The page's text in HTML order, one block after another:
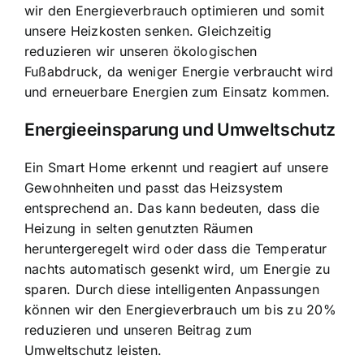
wir den Energieverbrauch optimieren und somit
unsere Heizkosten senken. Gleichzeitig
reduzieren wir unseren ökologischen
Fußabdruck, da weniger Energie verbraucht wird
und erneuerbare Energien zum Einsatz kommen.
Energieeinsparung und Umweltschutz
Ein Smart Home erkennt und reagiert auf unsere
Gewohnheiten und passt das Heizsystem
entsprechend an. Das kann bedeuten, dass die
Heizung in selten genutzten Räumen
heruntergeregelt wird oder dass die Temperatur
nachts automatisch gesenkt wird, um Energie zu
sparen. Durch diese intelligenten Anpassungen
können wir den Energieverbrauch um bis zu 20%
reduzieren und unseren Beitrag zum
Umweltschutz leisten.